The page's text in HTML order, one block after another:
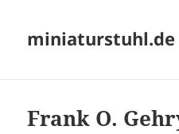
miniaturstuhl.de
Frank O.